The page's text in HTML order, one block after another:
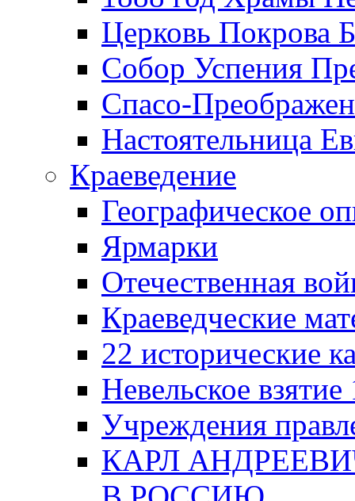
Церковь Покрова
Собор Успения
Спасо-
Настоятельница
Краеведение
Географическое
Ярмарки
Отечественная
Краеведческие
22 исторические
Невельское
Учреждения
КАРЛ